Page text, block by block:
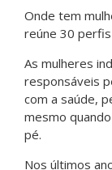
Onde tem
reúne 30
As mulheres
responsáveis
com a saúde,
mesmo
pé.
Nos últimos